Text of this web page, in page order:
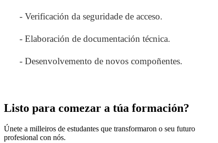
- Verificación da seguridade de acceso.
- Elaboración de documentación técnica.
- Desenvolvemento de novos compoñentes.
Listo para comezar a túa formación?
Únete a milleiros de estudantes que transformaron o seu futuro
profesional con nós.